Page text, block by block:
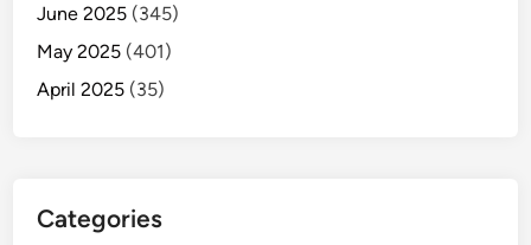
June 2025 (345)
May 2025 (401)
April 2025 (35)
Categories